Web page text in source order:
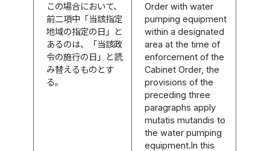
この場合において、
前二項中「当該指定
地域の指定の日」と
あるのは、「当該政
令の施行の日」と読
み替えるものとす
る。
Order with water
pumping equipment
within a designated
area at the time of
enforcement of the
Cabinet Order, the
provisions of the
preceding three
paragraphs apply
mutatis mutandis to
the water pumping
equipment.In this